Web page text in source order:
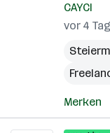
CAYCI
vor 4
Merken